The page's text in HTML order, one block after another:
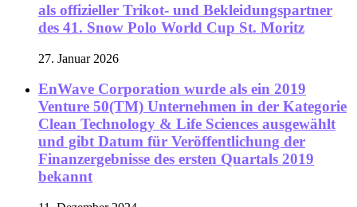
als offizieller Trikot- und Bekleidungspartner
des 41. Snow Polo World Cup St. Moritz
27. Januar 2026
EnWave Corporation wurde als ein 2019
Venture 50(TM) Unternehmen in der Kategorie
Clean Technology & Life Sciences ausgewählt
und gibt Datum für Veröffentlichung der
Finanzergebnisse des ersten Quartals 2019
bekannt